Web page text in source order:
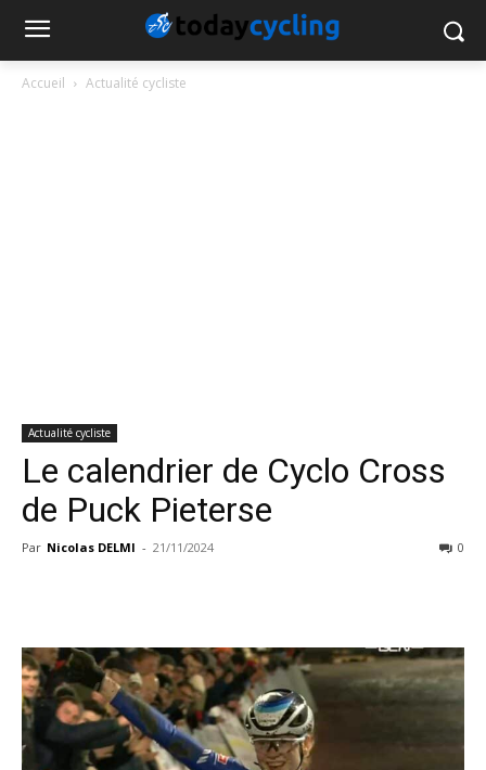
Accueil Actualité cycliste
Actualité cycliste
Le calendrier de Cyclo Cross
de Puck Pieterse
Par Nicolas DELMI - 21/11/2024 0